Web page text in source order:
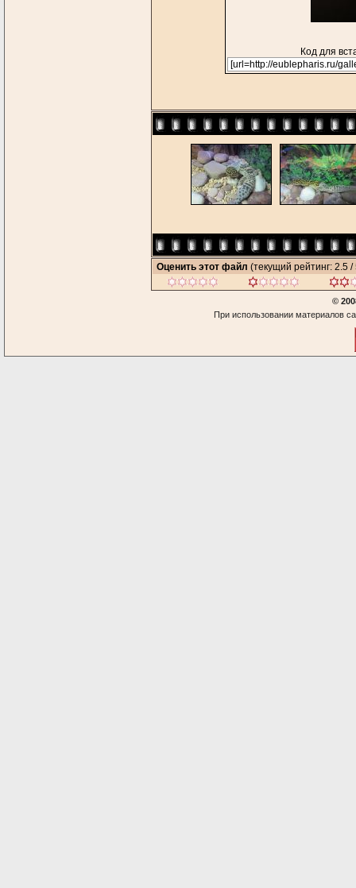
Код для
Оценить этот файл (текущий рейтинг: 2.5 /
©
При использовании материалов